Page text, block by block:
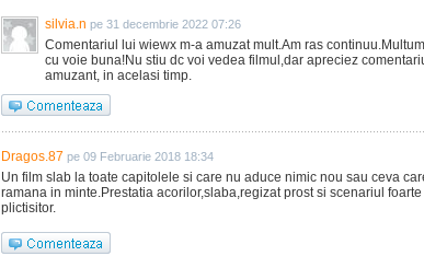
silvia.n pe 31 decembrie 2022 07:26
Comentariul lui wiewx m-a amuzat mult.Am ras
cu voie buna!Nu stiu dc voi vedea filmul,dar apreciez
amuzant, in acelasi timp.
Dragos.87 pe 09 Februarie 2018 18:34
Un film slab la toate capitolele si care nu aduce nimic nou sau ceva
ramana in minte.Prestatia acorilor,slaba,regizat prost si scenariul foarte
plictisitor.